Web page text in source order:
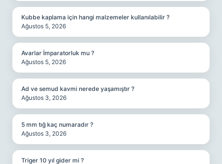
Kubbe kaplama için hangi malzemeler kullanılabilir ?
Ağustos 5, 2026
Avarlar İmparatorluk mu ?
Ağustos 5, 2026
Ad ve semud kavmi nerede yaşamıştır ?
Ağustos 3, 2026
5 mm tığ kaç numaradır ?
Ağustos 3, 2026
Triger 10 yıl gider mi ?